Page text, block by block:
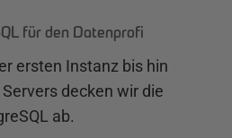
für den Datenprofi
ersten Instanz bis hin
decken wir die
ab.